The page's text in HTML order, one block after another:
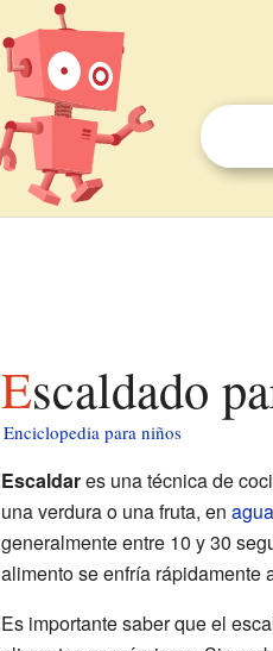
Escaldado
Enciclopedia para niños
Escaldares una técnica de
una verdura o una fruta, en agua
generalmente entre 10 y 30
alimento se enfría rápidamente
Es importante saber que el